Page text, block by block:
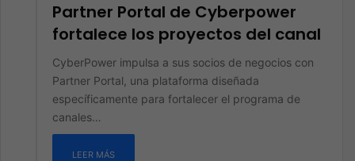
Partner Portal de Cyberpower
fortalece los proyectos del canal
CyberPower impulsa a sus socios de negocios con
Partner Portal, una plataforma diseñada
específicamente para fortalecer el programa de
canales…
LEER MÁS